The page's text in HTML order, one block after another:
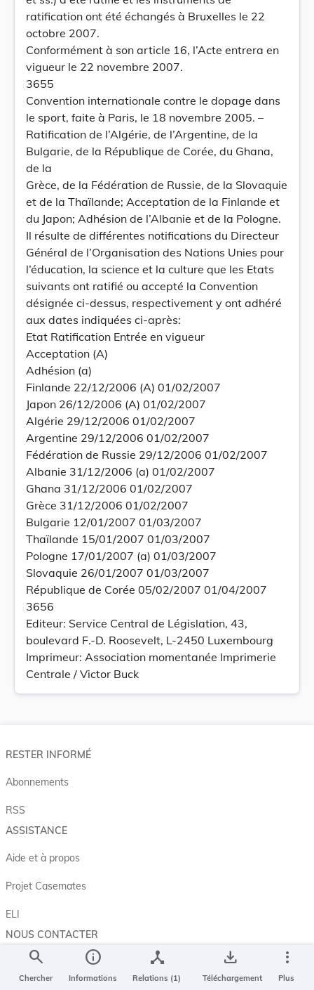
ratification ont été échangés à Bruxelles le 22
octobre 2007.
Conformément à son article 16, l’Acte entrera en
vigueur le 22 novembre 2007.
3655
Convention internationale contre le dopage dans
le sport, faite à Paris, le 18 novembre 2005. –
Ratification de l’Algérie, de l’Argentine, de la
Bulgarie, de la République de Corée, du Ghana,
de la
Grèce, de la Fédération de Russie, de la Slovaquie
et de la Thaïlande; Acceptation de la Finlande et
du Japon; Adhésion de l’Albanie et de la Pologne.
Il résulte de différentes notifications du Directeur
Général de l’Organisation des Nations Unies pour
l’éducation, la science et la culture que les Etats
suivants ont ratifié ou accepté la Convention
désignée ci-dessus, respectivement y ont adhéré
aux dates indiquées ci-après:
Etat Ratification Entrée en vigueur
Acceptation (A)
Adhésion (a)
Finlande 22/12/2006 (A) 01/02/2007
Japon 26/12/2006 (A) 01/02/2007
Algérie 29/12/2006 01/02/2007
Argentine 29/12/2006 01/02/2007
Fédération de Russie 29/12/2006 01/02/2007
Albanie 31/12/2006 (a) 01/02/2007
Ghana 31/12/2006 01/02/2007
Grèce 31/12/2006 01/02/2007
Bulgarie 12/01/2007 01/03/2007
Thaïlande 15/01/2007 01/03/2007
Pologne 17/01/2007 (a) 01/03/2007
Slovaquie 26/01/2007 01/03/2007
République de Corée 05/02/2007 01/04/2007
3656
Editeur: Service Central de Législation, 43,
boulevard F.-D. Roosevelt, L-2450 Luxembourg
Imprimeur: Association momentanée Imprimerie
Centrale / Victor Buck
search
Chercher
info
Informations
device_hub
Relations (1)
save_alt
Téléchargement
more_vert
Plus
RESTER INFORMÉ
Abonnements
RSS
ASSISTANCE
Aide et à propos
Projet Casemates
ELI
NOUS CONTACTER
Service central de législation
5, rue Plaetis